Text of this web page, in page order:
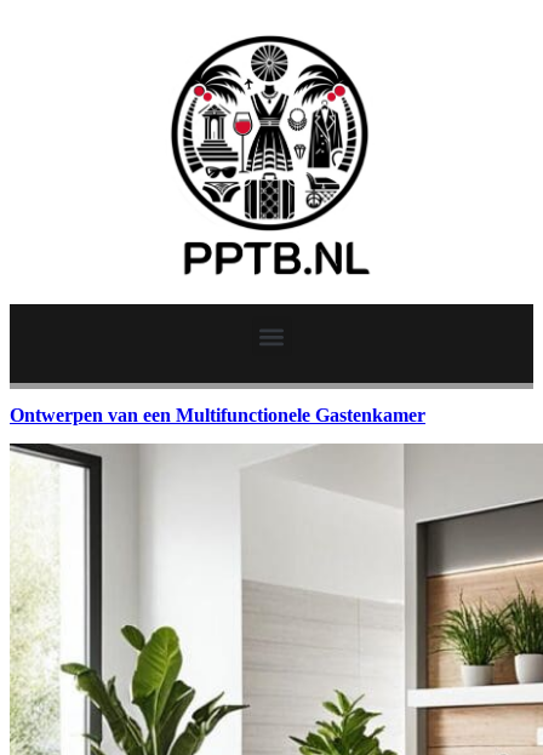
Ontwerpen van een Multifunctionele Gastenkamer